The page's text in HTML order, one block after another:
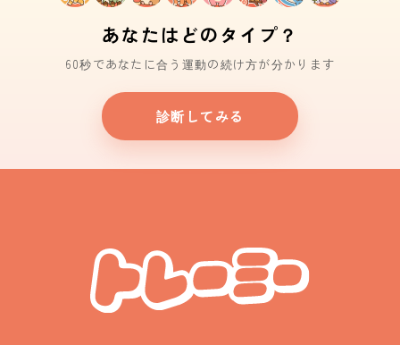
あなたはどのタイプ？
60秒であなたに合う運動の続け方が分かります
診断してみる